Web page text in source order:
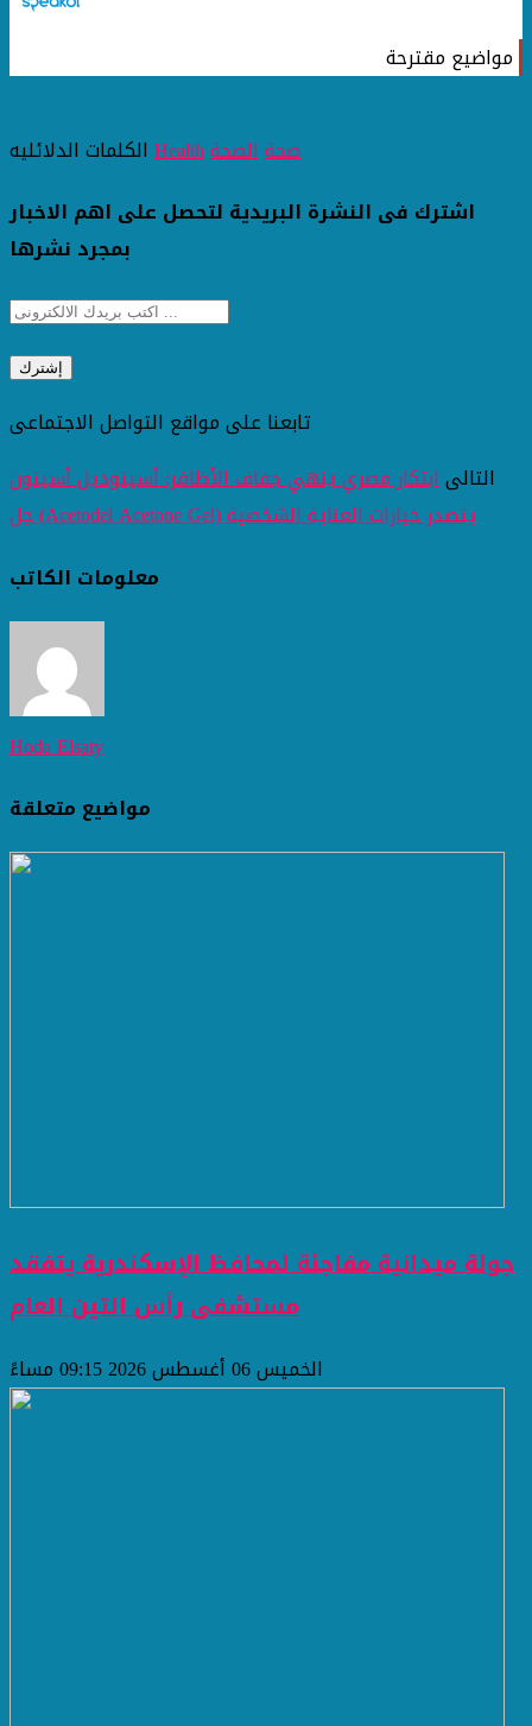
مواضيع مقترحة
الكلمات الدلائليه Health صحةالصحة
اشترك فى النشرة البريدية لتحصل على اهم الاخبار
بمجرد نشرها
تابعنا على مواقع التواصل الاجتماعى
التالىابتكار مصري ينهي جفاف الأظافر: أسيتوديل أسيتون
جل (Acetodel Acetone Gel) يتصدر خيارات العناية الشخصية
معلومات الكاتب
Hoda Elsaty
مواضيع متعلقة
جولة ميدانية مفاجئة لمحافظ الإسكندرية يتفقد
مستشفى رأس التين العام
الخميس 06 أغسطس 2026 09:15 مساءً